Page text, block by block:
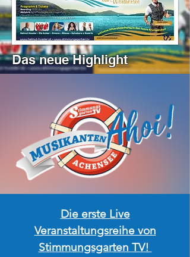
Das neue Highlight
Die erste Live
Veranstaltungsreihe von
Stimmungsgarten TV!